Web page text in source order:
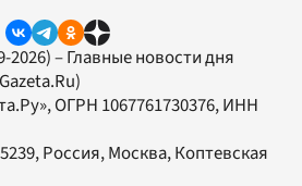
2026) – Главные новости дня
, ОГРН 1067761730376, ИНН
Россия, Москва, Коптевская